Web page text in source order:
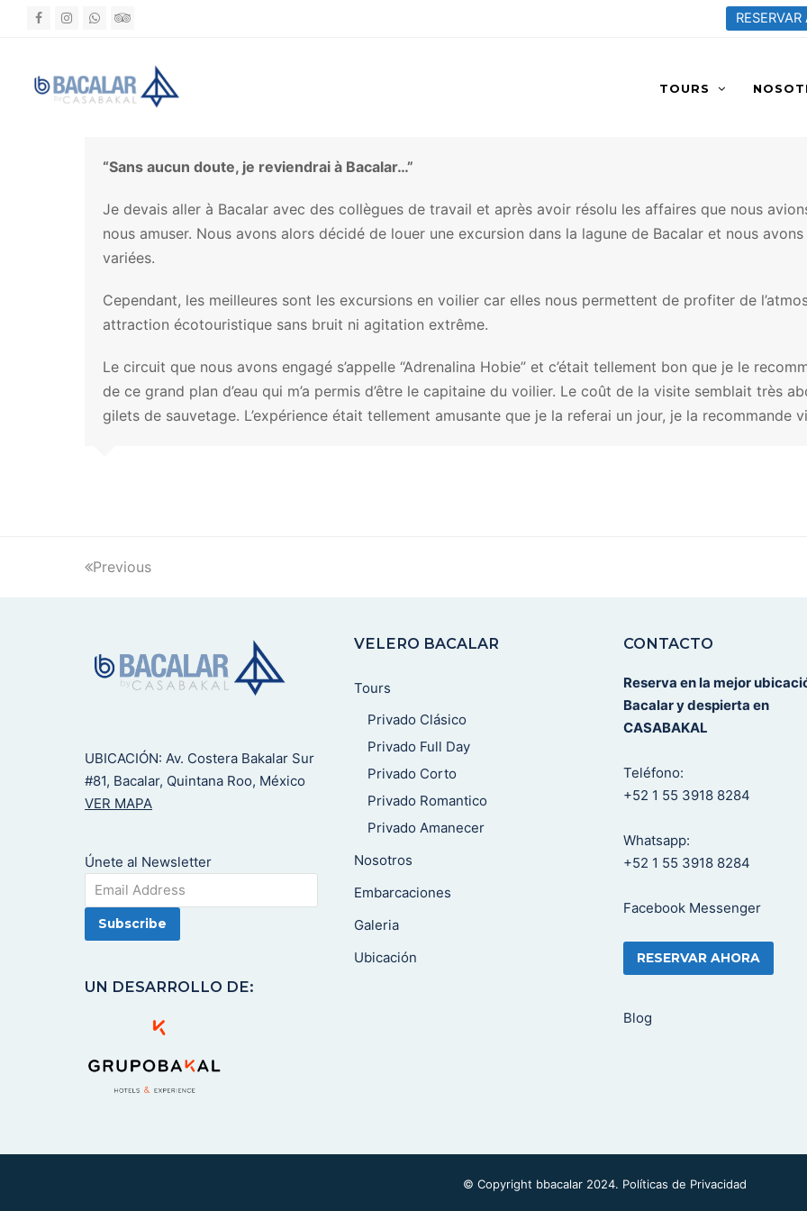
FacebookInstagramWhatsapp
TOURS
“Sans aucun doute, je reviendrai à Bacalar…”
Je devais aller à Bacalar avec des collègues de travail et après avoir résolu les affaires que nous
nous amuser. Nous avons alors décidé de louer une excursion dans la lagune de Bacalar et nous
variées.
Cependant, les meilleures sont les excursions en voilier car elles nous permettent de profiter de
attraction écotouristique sans bruit ni agitation extrême.
Le circuit que nous avons engagé s’appelle “Adrenalina Hobie” et c’était tellement bon que je le
de ce grand plan d’eau qui m’a permis d’être le capitaine du voilier. Le coût de la visite semblait très
gilets de sauvetage. L’expérience était tellement amusante que je la referai un jour, je la recommande
Previous
UBICACIÓN: Av. Costera Bakalar Sur
#81, Bacalar, Quintana Roo, México
VER MAPA
Únete al Newsletter
UN DESARROLLO DE:
VELERO BACALAR
Tours
Privado Clásico
Privado Full Day
Privado Corto
Privado Romantico
Privado Amanecer
Nosotros
Embarcaciones
Galeria
Ubicación
CONTACTO
Reserva en la mejor
Bacalar y despierta en
CASABAKAL
Teléfono:
+52 1 55 3918 8284
Whatsapp:
+52 1 55 3918 8284
Facebook Messenger
RESERVAR AHORA
Blog
© Copyright bbacalar 2024. Políticas de Privacidad